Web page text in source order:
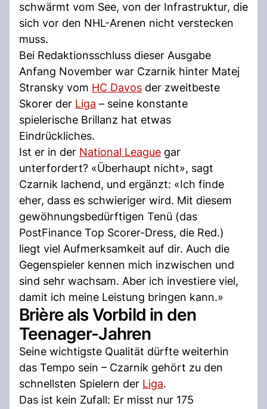
schwärmt vom See, von der Infrastruktur, die
sich vor den NHL-Arenen nicht verstecken
muss.
Bei Redaktionsschluss dieser Ausgabe
Anfang November war Czarnik hinter Matej
Stransky vom HC Davos der zweitbeste
Skorer der Liga – seine konstante
spielerische Brillanz hat etwas
Eindrückliches.
Ist er in der National League gar
unterfordert? «Überhaupt nicht», sagt
Czarnik lachend, und ergänzt: «Ich finde
eher, dass es schwieriger wird. Mit diesem
gewöhnungsbedürftigen Tenü (das
PostFinance Top Scorer-Dress, die Red.)
liegt viel Aufmerksamkeit auf dir. Auch die
Gegenspieler kennen mich inzwischen und
sind sehr wachsam. Aber ich investiere viel,
damit ich meine Leistung bringen kann.»
Brière als Vorbild in den
Teenager-Jahren
Seine wichtigste Qualität dürfte weiterhin
das Tempo sein – Czarnik gehört zu den
schnellsten Spielern der Liga.
Das ist kein Zufall: Er misst nur 175